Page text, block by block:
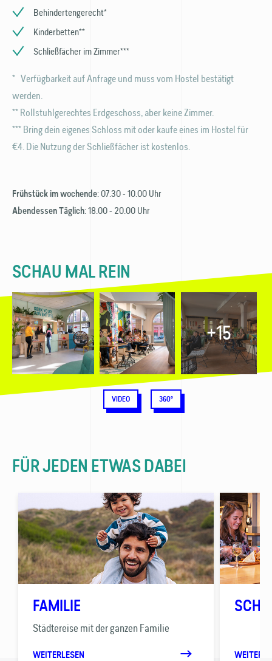
Behindertengerecht*
Kinderbetten**
Schließfächer im Zimmer***
* Verfügbarkeit auf Anfrage und muss vom Hostel bestätigt
werden.
** Rollstuhlgerechtes Erdgeschoss, aber keine Zimmer.
*** Bring dein eigenes Schloss mit oder kaufe eines im Hostel für
€4. Die Nutzung der Schließfächer ist kostenlos.
Frühstück im wochende: 07.30 - 10.00 Uhr
Abendessen Täglich: 18.00 - 20.00 Uhr
SCHAU MAL REIN
+15
VIDEO 360°
FÜR JEDEN ETWAS DABEI
FAMILIE
Städtereise mit der ganzen Familie
WEITERLESEN